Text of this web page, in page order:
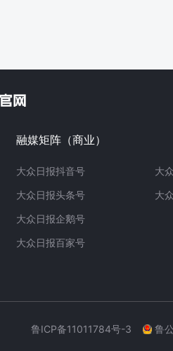
融媒矩阵（商业）
大众日报抖音号
大众日报头条号
大众日报企鹅号
大众日报百家号
大
大
鲁ICP备11011784号-3 鲁